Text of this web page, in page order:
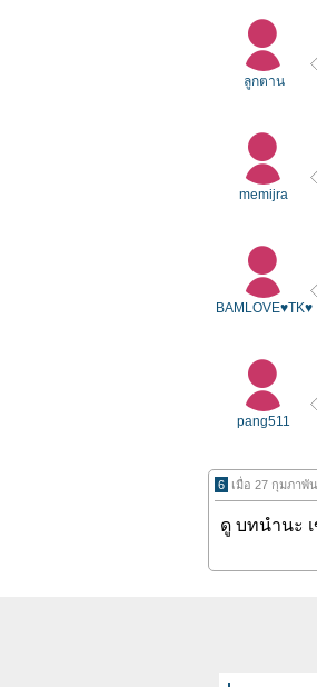
ลูกตาน
memijra
BAMLOVE♥TK♥
pang511
6 เมื่อ 27 กุมภาพั
ดู บทนำนะ